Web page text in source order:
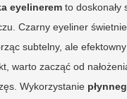
eyelinerem to doskonały
Czarny eyeliner
subtelny, ale
warto zacząć od
Wykorzystanie